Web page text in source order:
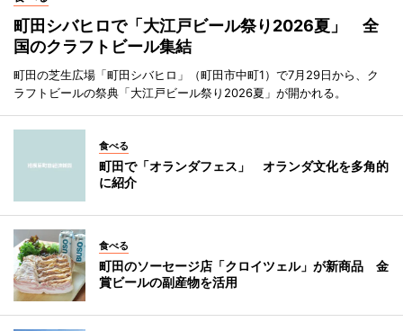
町田シバヒロで「大江戸ビール祭り2026夏」 全
国のクラフトビール集結
町田の芝生広場「町田シバヒロ」（町田市中町1）で7月29日から、ク
ラフトビールの祭典「大江戸ビール祭り2026夏」が開かれる。
食べる
町田で「オランダフェス」 オランダ文化を多角的
に紹介
食べる
町田のソーセージ店「クロイツェル」が新商品 金
賞ビールの副産物を活用